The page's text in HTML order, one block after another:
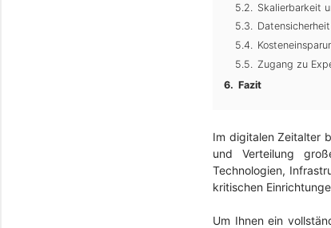
Skalierbarkeit
Zugang zu
Fazit
Im digitalen Zeitalter
und Verteilung
Technologien,
kritischen
Um Ihnen ein